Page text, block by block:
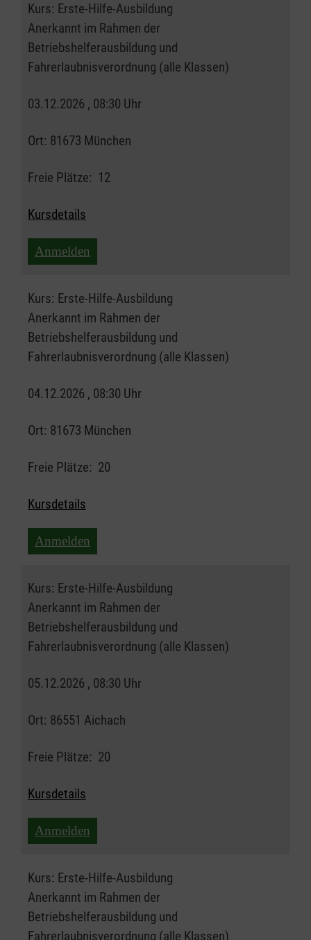
Kurs: Erste-Hilfe-Ausbildung
Anerkannt im Rahmen der
Betriebshelferausbildung und
Fahrerlaubnisverordnung (alle Klassen)
03.12.2026 , 08:30 Uhr
Ort: 81673 München
Freie Plätze: 12
Kursdetails
Anmelden
Kurs: Erste-Hilfe-Ausbildung
Anerkannt im Rahmen der
Betriebshelferausbildung und
Fahrerlaubnisverordnung (alle Klassen)
04.12.2026 , 08:30 Uhr
Ort: 81673 München
Freie Plätze: 20
Kursdetails
Anmelden
Kurs: Erste-Hilfe-Ausbildung
Anerkannt im Rahmen der
Betriebshelferausbildung und
Fahrerlaubnisverordnung (alle Klassen)
05.12.2026 , 08:30 Uhr
Ort: 86551 Aichach
Freie Plätze: 20
Kursdetails
Anmelden
Kurs: Erste-Hilfe-Ausbildung
Anerkannt im Rahmen der
Betriebshelferausbildung und
Fahrerlaubnisverordnung (alle Klassen)